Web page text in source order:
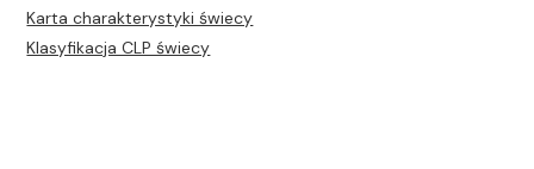
Karta charakterystyki świecy
Klasyfikacja CLP świecy